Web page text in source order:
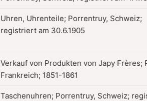
Uhren, Uhrenteile; Porrentruy, Schweiz;
registriert am 30.6.1905
Verkauf von Produkten von Japy Frères;
Frankreich; 1851-1861
Taschenuhren; Porrentruy, Schweiz;